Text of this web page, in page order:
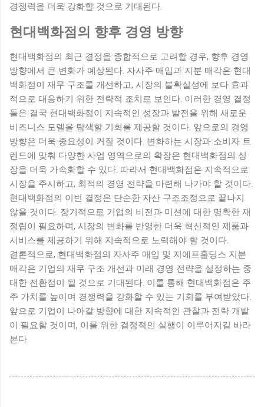
경쟁력을 더욱 강화할 것으로 기대된다.
현대백화점의 향후 경영 방향
현대백화점의 최근 결정을 종합적으로 고려할 경우, 향후 경영
방향에서 큰 변화가 예상된다. 자사주 매입과 지분 매각은 현대
백화점이 재무 구조를 개선하고, 시장의 불확실성에 보다 효과
적으로 대응하기 위한 전략적 조치로 보인다. 이러한 경영 결정
들은 결국 현대백화점이 지속적인 성장과 발전을 위해 새로운
비즈니스 모델을 탐색할 기회를 제공할 것이다. 앞으로의 경영
방향은 더욱 중요성이 커질 것이다. 변화하는 시장과 소비자 트
렌드에 맞춰 다양한 사업 영역으로의 확장은 현대백화점의 성
장을 더욱 가속화할 수 있다. 따라서 현대백화점은 지속적으로
시장을 주시하고, 최적의 경영 전략을 마련해 나가야 할 것이다.
현대백화점의 이번 결정은 단순한 자산 구조조정으로 끝나지
않을 것이다. 장기적으로 기업의 비전과 미션에 대한 명확한 재
정립이 필요하며, 시장의 변화를 반영한 더욱 혁신적인 제품과
서비스를 제공하기 위해 지속적으로 노력해야 할 것이다.
결론적으로, 현대백화점의 자사주 매입 및 지에프홀딩스 지분
매각은 기업의 재무 구조 개선과 미래 경영 전략을 설정하는 중
대한 전환점이 될 것으로 기대된다. 이를 통해 현대백화점은 주
주 가치를 높이며 경쟁력을 강화할 수 있는 기회를 부여받았다.
앞으로 기업이 나아갈 방향에 대한 지속적인 관찰과 전략 개발
이 필요할 것이며, 이를 위한 결정적인 실행이 이루어지길 바라
본다.